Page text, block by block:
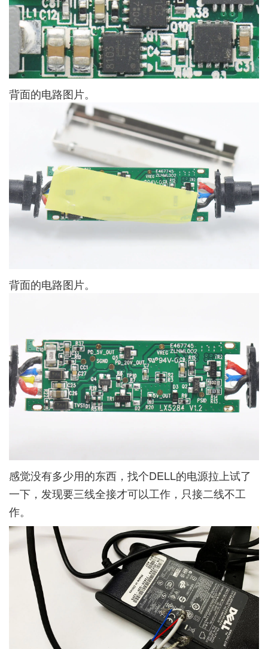
背面的电路图片。
背面的电路图片。
感觉没有多少用的东西，找个DELL的电源拉上试了
一下，发现要三线全接才可以工作，只接二线不工
作。